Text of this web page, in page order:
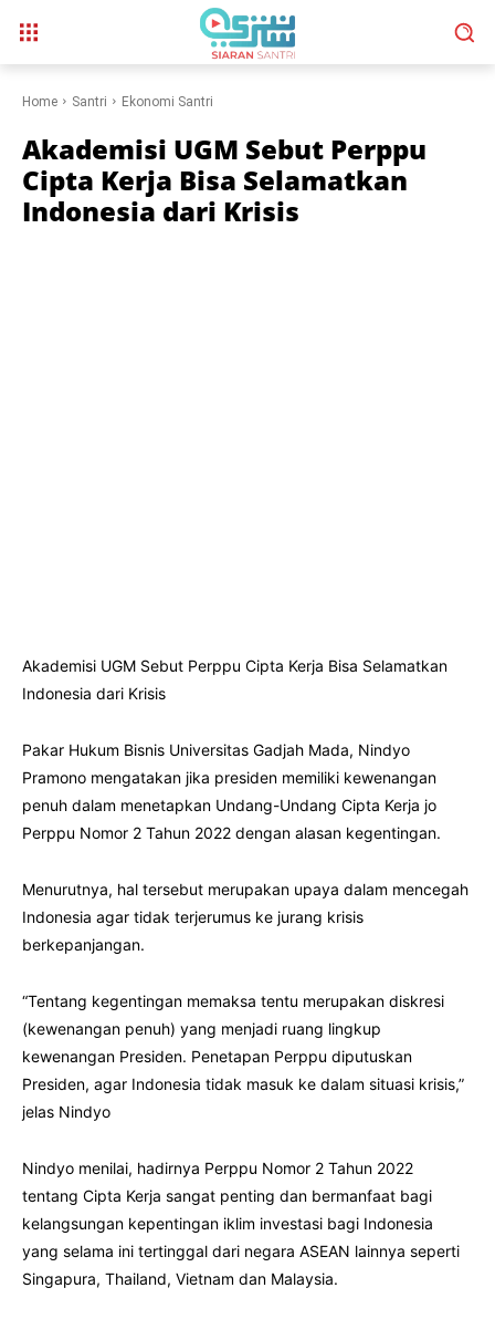
Home Santri Ekonomi Santri
Akademisi UGM Sebut Perppu
Cipta Kerja Bisa Selamatkan
Indonesia dari Krisis
Akademisi UGM Sebut Perppu Cipta Kerja Bisa Selamatkan
Indonesia dari Krisis
Pakar Hukum Bisnis Universitas Gadjah Mada, Nindyo
Pramono mengatakan jika presiden memiliki kewenangan
penuh dalam menetapkan Undang-Undang Cipta Kerja jo
Perppu Nomor 2 Tahun 2022 dengan alasan kegentingan.
Menurutnya, hal tersebut merupakan upaya dalam mencegah
Indonesia agar tidak terjerumus ke jurang krisis
berkepanjangan.
“Tentang kegentingan memaksa tentu merupakan diskresi
(kewenangan penuh) yang menjadi ruang lingkup
kewenangan Presiden. Penetapan Perppu diputuskan
Presiden, agar Indonesia tidak masuk ke dalam situasi krisis,”
jelas Nindyo
Nindyo menilai, hadirnya Perppu Nomor 2 Tahun 2022
tentang Cipta Kerja sangat penting dan bermanfaat bagi
kelangsungan kepentingan iklim investasi bagi Indonesia
yang selama ini tertinggal dari negara ASEAN lainnya seperti
Singapura, Thailand, Vietnam dan Malaysia.